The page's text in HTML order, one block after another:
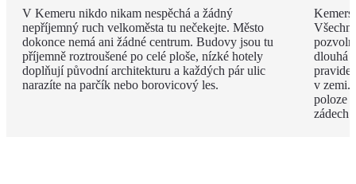
V Kemeru nikdo nikam nespěchá a žádný
nepříjemný ruch velkoměsta tu nečekejte. Město
dokonce nemá ani žádné centrum. Budovy jsou tu
příjemně roztroušené po celé ploše, nízké hotely
doplňují původní architekturu a každých pár ulic
narazíte na parčík nebo borovicový les.
dlouhá
v zemi.
poloze
zádech.